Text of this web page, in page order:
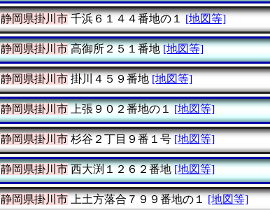
静岡県掛川市千浜６１４４番地の１ [地図等]
静岡県掛川市高御所２５１番地 [地図等]
静岡県掛川市掛川４５９番地 [地図等]
静岡県掛川市上張９０２番地の１ [地図等]
静岡県掛川市杉谷２丁目９番１号 [地図等]
静岡県掛川市西大渕１２６２番地 [地図等]
静岡県掛川市上土方落合７９９番地の１ [地図等]